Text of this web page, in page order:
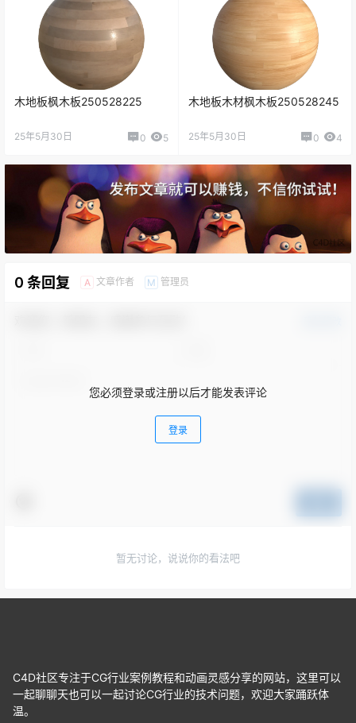
木地板枫木板250528225
25年5月30日 0 5
木地板木材枫木板250528245
25年5月30日 0 4
0 条回复 A 文章作者 M 管理员
您必须登录或注册以后才能发表评论
登录
暂无讨论，说说你的看法吧
C4D社区专注于CG行业案例教程和动画灵感分享的网站，这里可以
一起聊聊天也可以一起讨论CG行业的技术问题，欢迎大家踊跃体
温。